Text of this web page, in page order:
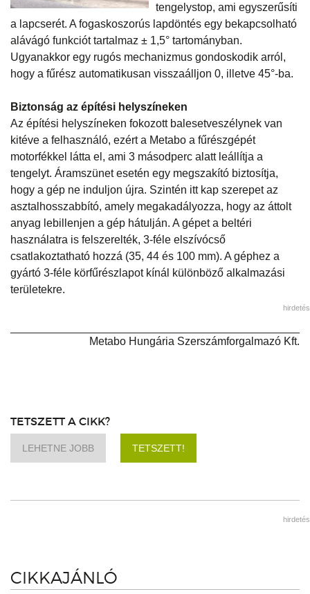
tengelystop, ami egyszerűsíti
a lapcserét. A fogaskoszorús lapdöntés egy bekapcsolható
alávágó funkciót tartalmaz ± 1,5° tartományban.
Ugyanakkor egy rugós mechanizmus gondoskodik arról,
hogy a fűrész automatikusan visszaálljon 0, illetve 45°-ba.
Biztonság az építési helyszíneken
Az építési helyszíneken fokozott balesetveszélynek van
kitéve a felhasználó, ezért a Metabo a fűrészgépét
motorfékkel látta el, ami 3 másodperc alatt leállítja a
tengelyt. Áramszünet esetén egy megszakító biztosítja,
hogy a gép ne induljon újra. Szintén itt kap szerepet az
asztalhosszabbító, amely megakadályozza, hogy az áttolt
anyag lebillenjen a gép hátulján. A gépet a beltéri
használatra is felszerelték, 3-féle elszívócső
csatlakoztatható hozzá (35, 44 és 100 mm). A géphez a
gyártó 3-féle körfűrészlapot kínál különböző alkalmazási
területekre.
hirdetés
Metabo Hungária Szerszámforgalmazó Kft.
TETSZETT A CIKK?
LEHETNE JOBB TETSZETT!
hirdetés
CIKKAJÁNLÓ